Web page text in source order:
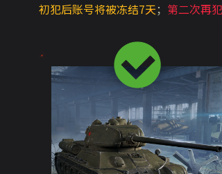
初犯后账号将被冻结7天； 第二次再